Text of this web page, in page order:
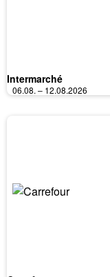
Intermarché
06.08. – 12.08.2026